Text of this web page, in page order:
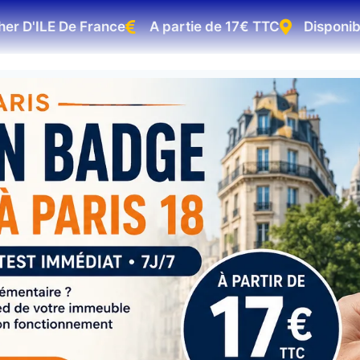
De France A partie de 17€ TTC Disponible